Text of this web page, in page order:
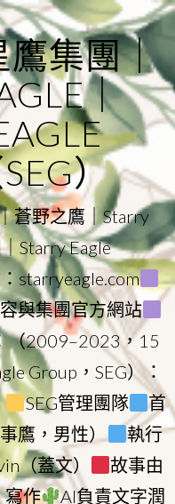
鷹集團｜
｜
）
蒼野之鷹｜Starry
Starry Eagle
starryeagle.com
與集團官方網站
（2009–2023，15
Group，SEG）：
SEG管理團隊
首
鷹，男性）
執行
（蓋文）
故事由
寫作
AI負責文字潤